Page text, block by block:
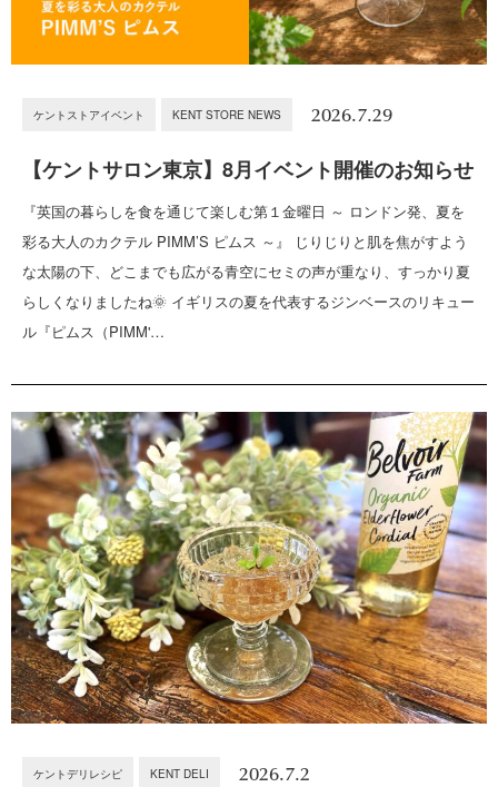
ケントストアイベント KENT STORE NEWS 2026.7.29
【ケントサロン東京】8月イベント開催のお知らせ
『英国の暮らしを食を通じて楽しむ第１金曜日 ～ ロンドン発、夏を
彩る大人のカクテル PIMM’S ピムス ～』 じりじりと肌を焦がすよう
な太陽の下、どこまでも広がる青空にセミの声が重なり、すっかり夏
らしくなりましたね🌞 イギリスの夏を代表するジンベースのリキュー
ル『ピムス（PIMM'…
ケントデリレシピ KENT DELI 2026.7.2